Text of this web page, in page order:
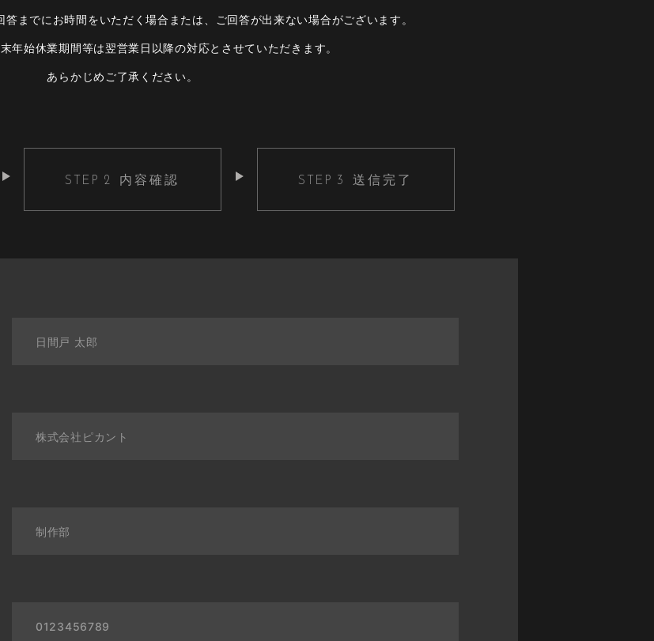
までにお時間をいただく場合または、ご回答が出来ない場合がございます。
年始休業期間等は翌営業⽇以降の対応とさせていただきます。
あらかじめご了承ください。
STEP 2 内容確認 STEP 3 送信完了